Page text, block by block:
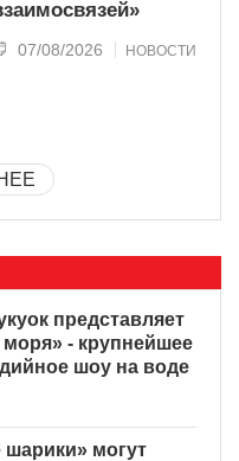
07/08/2026 НОВОСТИ
представляет
- крупнейшее
шоу на воде
могут